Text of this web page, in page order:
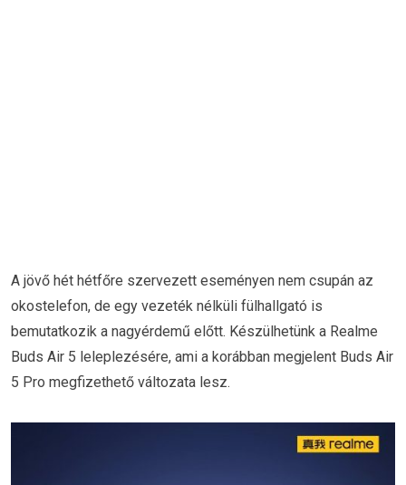
A jövő hét hétfőre szervezett eseményen nem csupán az
okostelefon, de egy vezeték nélküli fülhallgató is
bemutatkozik a nagyérdemű előtt. Készülhetünk a Realme
Buds Air 5 leleplezésére, ami a korábban megjelent Buds Air
5 Pro megfizethető változata lesz.